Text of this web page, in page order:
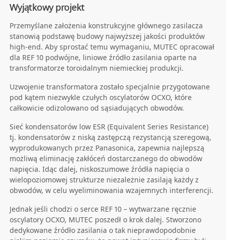
Wyjątkowy projekt
Przemyślane założenia konstrukcyjne głównego zasilacza
stanowią podstawę budowy najwyższej jakości produktów
high-end. Aby sprostać temu wymaganiu, MUTEC opracował
dla REF 10 podwójne, liniowe źródło zasilania oparte na
transformatorze toroidalnym niemieckiej produkcji.
Uzwojenie transformatora zostało specjalnie przygotowane
pod kątem niezwykle czułych oscylatorów OCXO, które
całkowicie odizolowano od sąsiadujących obwodów.
Sieć kondensatorów low ESR (Equivalent Series Resistance)
tj. kondensatorów z niską zastępczą rezystancją szeregową,
wyprodukowanych przez Panasonica, zapewnia najlepszą
możliwą eliminację zakłóceń dostarczanego do obwodów
napięcia. Idąc dalej, niskoszumowe źródła napięcia o
wielopoziomowej strukturze niezależnie zasilają każdy z
obwodów, w celu wyeliminowania wzajemnych interferencji.
Jednak jeśli chodzi o serce REF 10 – wytwarzane ręcznie
oscylatory OCXO, MUTEC poszedł o krok dalej. Stworzono
dedykowane źródło zasilania o tak nieprawdopodobnie